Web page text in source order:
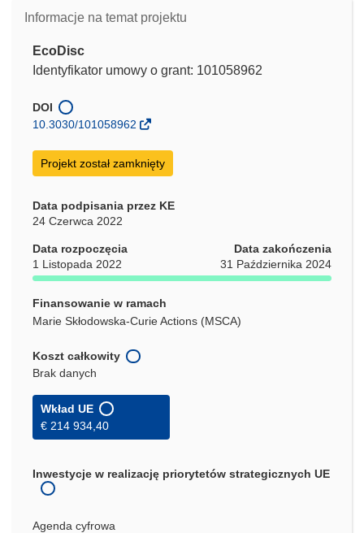
Informacje na temat projektu
EcoDisc
Identyfikator umowy o grant: 101058962
DOI
10.3030/101058962
Projekt został zamknięty
Data podpisania przez KE
24 Czerwca 2022
Data rozpoczęcia
1 Listopada 2022
Data zakończenia
31 Października 2024
Finansowanie w ramach
Marie Skłodowska-Curie Actions (MSCA)
Koszt całkowity
Brak danych
Wkład UE
€ 214 934,40
Inwestycje w realizację priorytetów strategicznych UE
Agenda cyfrowa